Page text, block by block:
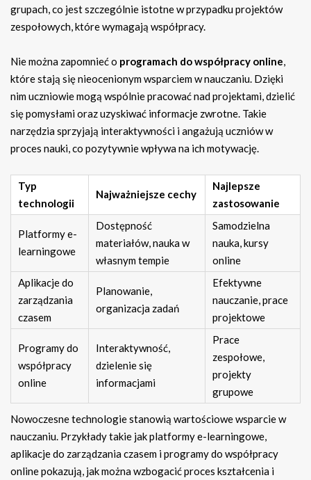
grupach, co jest szczególnie istotne w przypadku projektów
zespołowych, które wymagają współpracy.
Nie można zapomnieć o programach do współpracy online,
które stają się nieocenionym wsparciem w nauczaniu. Dzięki
nim uczniowie mogą wspólnie pracować nad projektami, dzielić
się pomysłami oraz uzyskiwać informacje zwrotne. Takie
narzędzia sprzyjają interaktywności i angażują uczniów w
proces nauki, co pozytywnie wpływa na ich motywację.
Typ
technologii
Najważniejsze cechy
Najlepsze
zastosowanie
Platformy e-
learningowe
Dostępność
materiałów, nauka w
własnym tempie
Samodzielna
nauka, kursy
online
Aplikacje do
zarządzania
czasem
Planowanie,
organizacja zadań
Efektywne
nauczanie, prace
projektowe
Programy do
współpracy
online
Interaktywność,
dzielenie się
informacjami
Prace
zespołowe,
projekty
grupowe
Nowoczesne technologie stanowią wartościowe wsparcie w
nauczaniu. Przykłady takie jak platformy e-learningowe,
aplikacje do zarządzania czasem i programy do współpracy
online pokazują, jak można wzbogacić proces kształcenia i